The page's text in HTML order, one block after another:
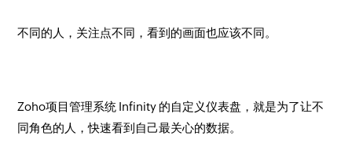
不同的人，关注点不同，看到的画面也应该不同。
Zoho项目管理系统 Infinity 的自定义仪表盘，就是为了让不
同角色的人，快速看到自己最关心的数据。